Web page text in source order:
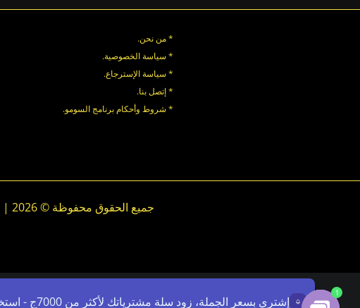
* من نحن.
* سياسة الخصوصية.
* سياسةالإسترجاع.
* إتصل بنا.
* شروط وأحكام برنامج السومو.
إشتري بسعر الجملة، زود سلة مشترياتك لأكثر من 7000ج - استخدم الرمز:
1